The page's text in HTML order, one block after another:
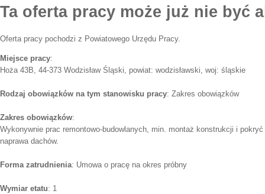
Ta oferta pracy może już nie być
Oferta pracy pochodzi z Powiatowego Urzędu Pracy.
Miejsce pracy:
Hoża 43B, 44-373 Wodzisław Śląski, powiat: wodzisławski, woj: śląskie
Rodzaj obowiązków na tym stanowisku pracy: Zakres obowiązków
Zakres obowiązków:
Wykonywnie prac remontowo-budowlanych, min. montaż konstrukcji i
naprawa dachów.
Forma zatrudnienia: Umowa o pracę na okres próbny
Wymiar etatu: 1